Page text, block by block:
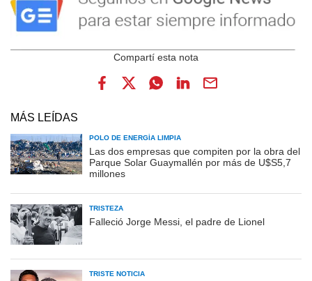
MÁS LEÍDAS
POLO DE ENERGÍA LIMPIA
Las dos empresas que compiten por la obra del
Parque Solar Guaymallén por más de U$S5,7
millones
TRISTEZA
Falleció Jorge Messi, el padre de Lionel
TRISTE NOTICIA